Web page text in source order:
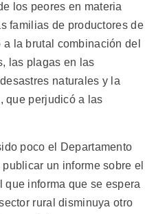
los peores en materia
familias de productores de
la brutal combinación del
las plagas en las
naturales y la
que perjudicó a las
poco el Departamento
un informe sobre el
que informa que se espera
rural disminuya otro